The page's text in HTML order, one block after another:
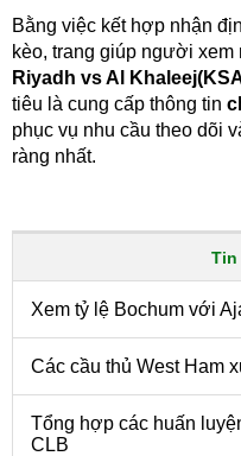
Bằng việc kết hợp nhận
kèo, trang giúp người
Riyadh vs Al
tiêu là cung cấp thông tin
phục vụ nhu cầu theo dõi
ràng nhất.
Tin
Xem tỷ lệ Bochum với
Các cầu thủ West Ham
Tổng hợp các huấn
CLB